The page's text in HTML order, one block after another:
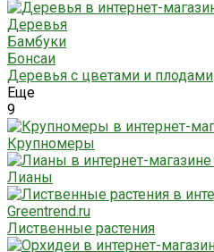
Деревья
Бамбуки
Бонсаи
Деревья с цветами и плодами
Еще
9
Крупномеры
Лианы
Лиственные растения